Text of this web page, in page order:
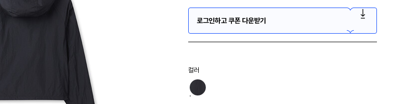
로그인하고 쿠폰 다운받기
컬러